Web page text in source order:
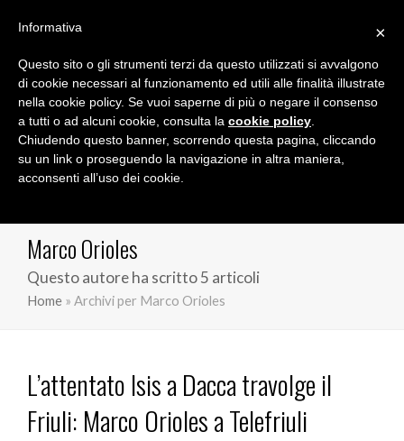
Marco Orioles
Marco Orioles
Questo autore ha scritto 5 articoli
Home » Archivi per Marco Orioles
L’attentato Isis a Dacca travolge il
Friuli: Marco Orioles a Telefriuli
×
Informativa
Questo sito o gli strumenti terzi da questo utilizzati si avvalgono
di cookie necessari al funzionamento ed utili alle finalità illustrate
nella cookie policy. Se vuoi saperne di più o negare il consenso
a tutti o ad alcuni cookie, consulta la cookie policy
Chiudendo questo banner, scorrendo questa pagina, cliccando
su un link o proseguendo la navigazione in altra maniera,
acconsenti all’uso dei cookie.